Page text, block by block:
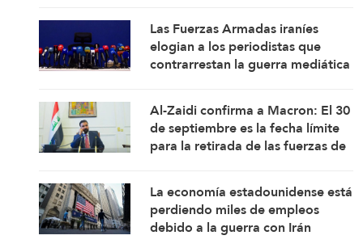
Las Fuerzas Armadas iraníes
elogian a los periodistas que
contrarrestan la guerra mediática
Al-Zaidi confirma a Macron: El 30
de septiembre es la fecha límite
para la retirada de las fuerzas de
La economía estadounidense está
perdiendo miles de empleos
debido a la guerra con Irán